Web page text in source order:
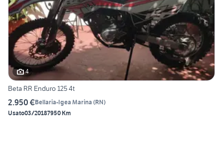
4
Beta RR Enduro 125 4t
2.950 €Bellaria-Igea Marina (RN)
Usato03/20187950 Km